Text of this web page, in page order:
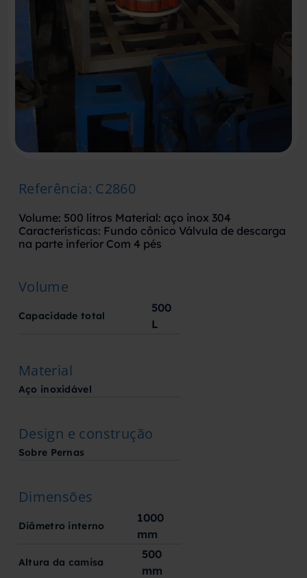
Referência: C2860
Volume: 500 litros Material: aço inox 304
Características: Fundo cônico Válvula de descarga
na parte inferior Com 4 pés
Volume
Capacidade total
500
L
Material
Aço inoxidável
Design e construção
Sobre Pernas
Dimensões
Diâmetro interno
1000
mm
Altura da camisa
500
mm